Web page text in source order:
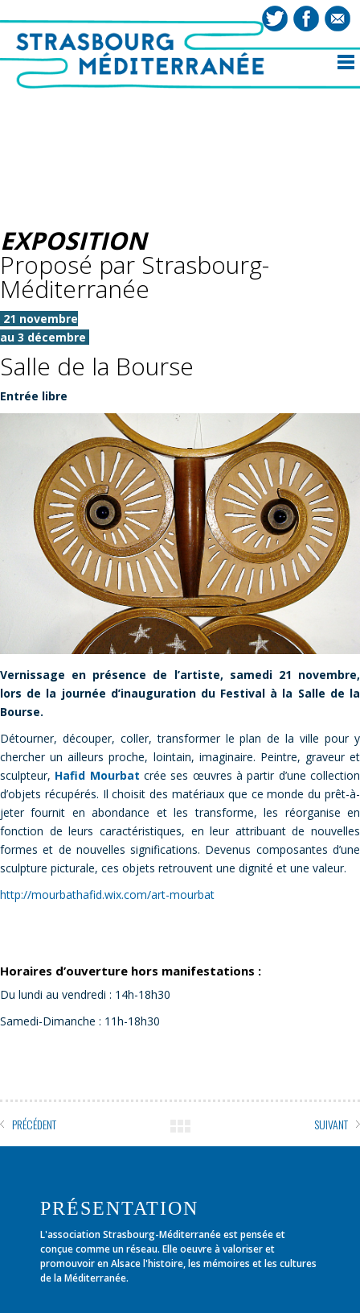
EXPOSITION
Proposé par Strasbourg-
Méditerranée
21 novembre
au 3 décembre
Salle de la Bourse
Entrée libre
Vernissage en présence de l’artiste, samedi 21 novembre,
lors de la journée d’inauguration du Festival à la Salle de la
Bourse.
Détourner, découper, coller, transformer le plan de la ville pour y
chercher un ailleurs proche, lointain, imaginaire. Peintre, graveur et
sculpteur, Hafid Mourbat crée ses œuvres à partir d’une collection
d’objets récupérés. Il choisit des matériaux que ce monde du prêt-à-
jeter fournit en abondance et les transforme, les réorganise en
fonction de leurs caractéristiques, en leur attribuant de nouvelles
formes et de nouvelles significations. Devenus composantes d’une
sculpture picturale, ces objets retrouvent une dignité et une valeur.
http://mourbathafid.wix.com/art-mourbat
Horaires d’ouverture hors manifestations :
Du lundi au vendredi : 14h-18h30
Samedi-Dimanche : 11h-18h30
PRÉCÉDENT SUIVANT
PRÉSENTATION
L'association Strasbourg-Méditerranée est pensée et
conçue comme un réseau. Elle oeuvre à valoriser et
promouvoir en Alsace l'histoire, les mémoires et les cultures
de la Méditerranée.